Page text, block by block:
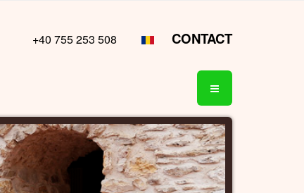
+40 755 253 508 CONTACT